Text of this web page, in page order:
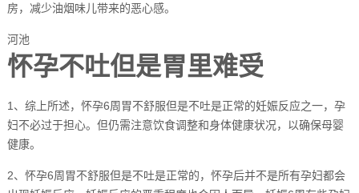
房，减少油烟味儿带来的恶心感。
河池
怀孕不吐但是胃里难受
1、综上所述，怀孕6周胃不舒服但是不吐是正常的妊娠反应之一，孕
妇不必过于担心。但仍需注意饮食调整和身体健康状况，以确保母婴
健康。
2、怀孕6周胃不舒服但是不吐是正常的，怀孕后并不是所有孕妇都会